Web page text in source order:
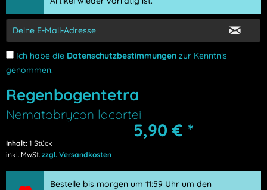
Ich habe die Datenschutzbestimmungen zur Kenntnis
genommen.
Regenbogentetra
Nematobrycon lacortei
5,90 € *
Inhalt: 1 Stück
inkl. MwSt. zzgl. Versandkosten
Bestelle bis morgen um 11:59 Uhr um den